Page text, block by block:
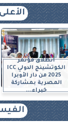
انطلاق مؤتمر
الكوتشينج الدولي ICC
2025 من دار الأوبرا
المصرية بمشاركة
خبراء...